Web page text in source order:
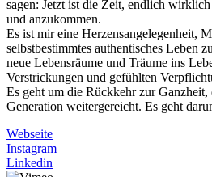
sagen: Jetzt ist die Zeit, endlich
und anzukommen.
Es ist mir eine Herzensangelegenheit,
selbstbestimmtes authentisches Leben
neue Lebensräume und Träume ins
Verstrickungen und gefühlten
Es geht um die Rückkehr zur
Generation weitergereicht. Es geht
Webseite
Instagram
Linkedin